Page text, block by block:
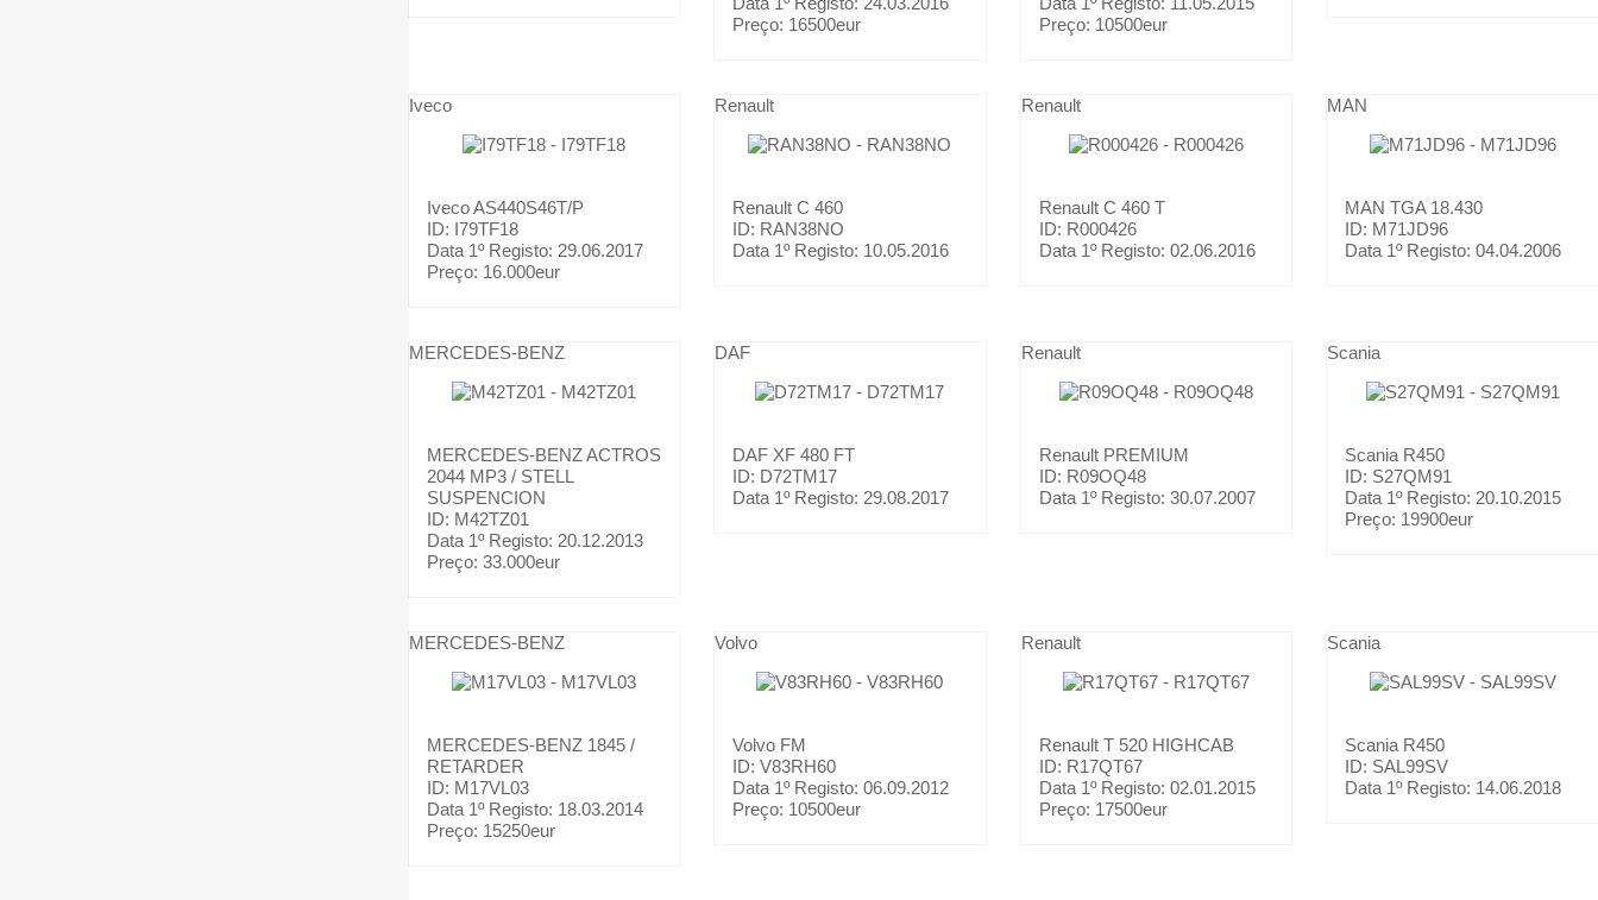
Preço: 16500eur
Preço: 10500eur
Iveco
IvecoAS440S46T/P
ID: I79TF18
Data 1º Registo: 29.06.2017
Preço: 16.000eur
Renault
RenaultC 460
ID: RAN38NO
Data 1º Registo: 10.05.2016
Renault
Renault C 460 T
ID: R000426
Data 1º Registo: 02.06.2016
MAN
MANTGA 18.430
ID: M71JD96
Data 1º Registo:04.04.2006
MERCEDES-BENZ
MERCEDES-BENZACTROS
2044 MP3 / STELL
SUSPENCION
ID: M42TZ01
Data 1º Registo: 20.12.2013
Preço: 33.000eur
DAF
DAF XF 480 FT
ID: D72TM17
Data 1º Registo: 29.08.2017
Renault
Renault PREMIUM
ID: R09OQ48
Data 1º Registo: 30.07.2007
Scania
Scania R450
ID: S27QM91
Data 1º Registo: 20.10.2015
Preço: 19900eur
MERCEDES-BENZ
MERCEDES-BENZ 1845 /
RETARDER
ID: M17VL03
Data 1º Registo: 18.03.2014
Preço: 15250eur
Volvo
Volvo FM
ID: V83RH60
Data 1º Registo:06.09.2012
Preço: 10500eur
Renault
Renault T 520 HIGHCAB
ID: R17QT67
Data 1º Registo: 02.01.2015
Preço: 17500eur
Scania
Scania R450
ID: SAL99SV
Data 1º Registo: 14.06.2018